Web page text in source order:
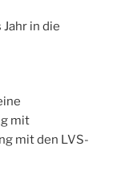
in die
mit
mit den LVS-